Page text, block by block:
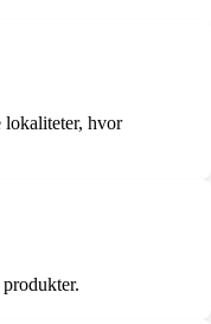
lokaliteter, hvor